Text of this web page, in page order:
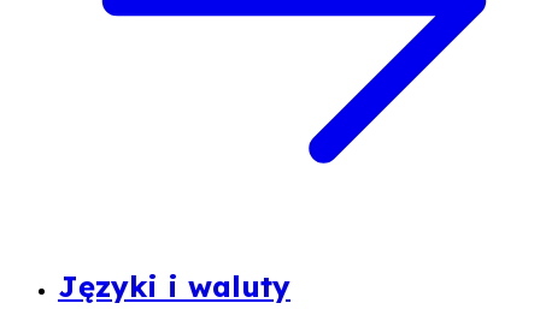
Języki i waluty